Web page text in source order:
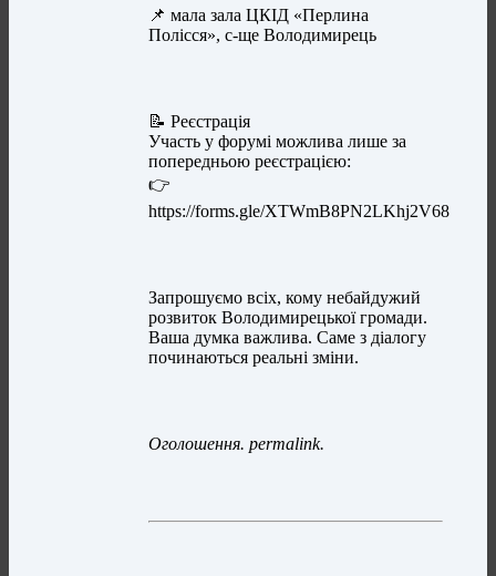
📌 мала зала ЦКІД «Перлина
Полісся», с-ще Володимирець
📝 Реєстрація
Участь у форумі можлива лише за
попередньою реєстрацією:
👉
https://forms.gle/XTWmB8PN2LKhj2V68
Запрошуємо всіх, кому небайдужий
розвиток Володимирецької громади.
Ваша думка важлива. Саме з діалогу
починаються реальні зміни.
Оголошення.permalink.